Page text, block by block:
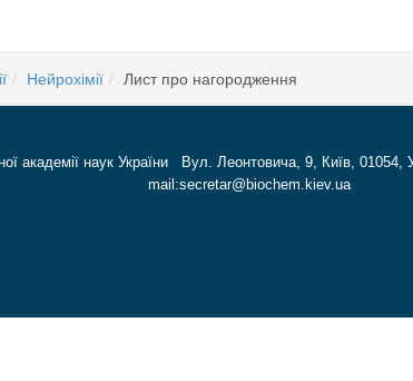
Нейрохімії Лист про нагородження
академії наук України Вул. Леонтовича, 9, Київ,
mail:secretar@biochem.kiev.ua